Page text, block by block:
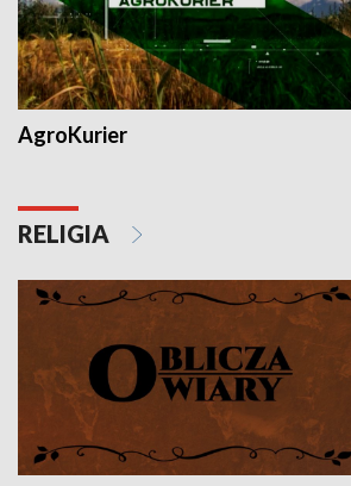
AgroKurier
RELIGIA